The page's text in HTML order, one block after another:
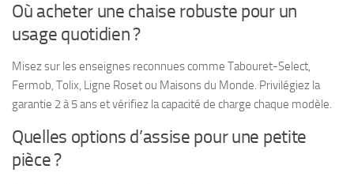
Où acheter une chaise robuste pour un
usage quotidien ?
Misez sur les enseignes reconnues comme Tabouret-Select,
Fermob, Tolix, Ligne Roset ou Maisons du Monde. Privilégiez la
garantie 2 à 5 ans et vérifiez la capacité de charge chaque modèle.
Quelles options d’assise pour une petite
pièce ?